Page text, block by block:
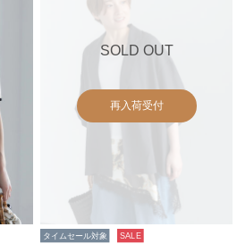
SOLD OUT
再入荷受付
タイムセール対象 SALE